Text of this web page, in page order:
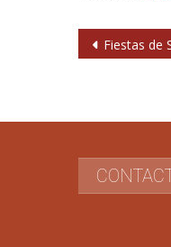
Fiestas de San Isidro 2023